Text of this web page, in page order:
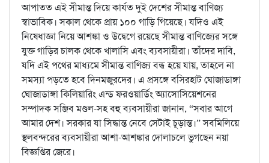
আপাতত এই সীমান্ত দিয়ে কার্যত দুই দেশের সীমান্ত বাণিজ্য
স্বাভাবিক। সকাল থেকে প্রায় ১০০ গাড়ি গিয়েছে। যদিও এই
নিষেধাজ্ঞা নিয়ে আশঙ্কা ও উদ্বেগে রয়েছে সীমান্ত বাণিজ্যের সঙ্গে
যুক্ত গাড়ির চালক থেকে খালাসি এবং ব্যবসায়ীরা। তাঁদের দাবি,
যদি এই পথের মাধ্যমে সীমান্ত বাণিজ্য বন্ধ হয়ে যায়, তাহলে না
সমস্যা পড়তে হবে দিনমজুরদের। এ প্রসঙ্গে বসিরহাট ঘোজাডাঙ্গা
ঘোজাডাঙ্গা কিলিয়ারিং এন্ড ফরওয়ার্ডিং অ্যাসোসিয়েশনের
সম্পাদক সঞ্জিব মণ্ডল-সহ বহু ব্যবসায়ীরা জানান, “সবার আগে
আমার দেশ। সরকার যা সিদ্ধান্ত নেবে সেটাই চূড়ান্ত।” সবমিলিয়ে
স্থলবন্দরের ব্যবসায়ীরা আশা-আশঙ্কার দোলাচলে ভুগছেন নয়া
বিজ্ঞপ্তির জেরে।